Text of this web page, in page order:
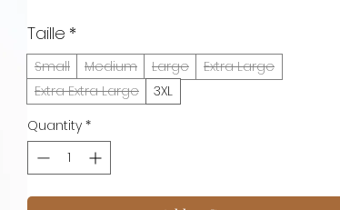
Taille *
Small Medium Large
Extra Large
Extra Extra Large
3XL
Quantity *